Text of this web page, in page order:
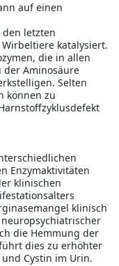
auf einen
den letzten
katalysiert.
die in allen
der Aminosäure
Selten
können zu
Enzymaktivitäten
klinischen
klinisch
die Hemmung der
dies zu erhöhter
Cystin im Urin.